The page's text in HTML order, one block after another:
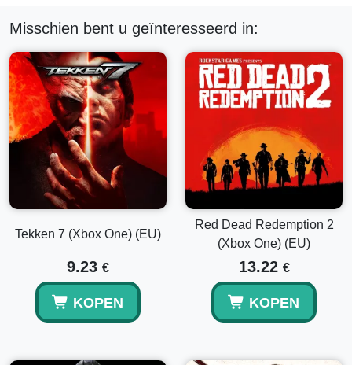
Misschien bent u geïnteresseerd in:
Tekken 7 (Xbox One) (EU)
9.23 €
KOPEN
Red Dead Redemption 2
(Xbox One) (EU)
13.22 €
KOPEN